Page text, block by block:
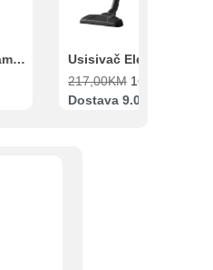
Gaming set Good Game Tastatura, Miš, Slušalice i podloga za miš
217,00KM 169,00
Dostava 9.00KM